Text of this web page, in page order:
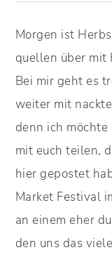
Morgen ist
quellen über mit
Bei mir geht es
weiter mit
denn ich
mit euch teilen,
hier gepostet
Market Festival
an einem eher
den uns das